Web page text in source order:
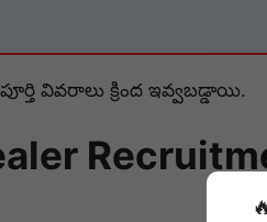
వివరాలు క్రింద ఇవ్వబడ్డాయి.